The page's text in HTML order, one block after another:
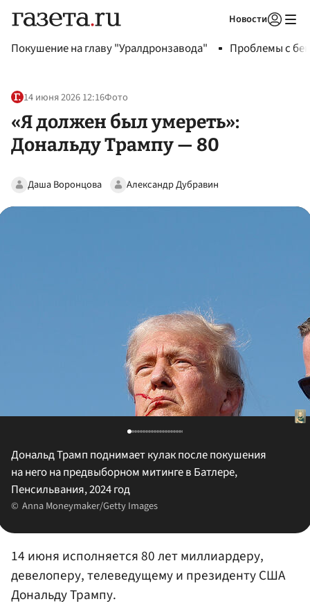
Новости
Покушение на главу "Уралдронзавода" Проблемы с
14 июня 2026 12:16Фото
«Я должен был умереть»:
Дональду Трампу — 80
Даша Воронцова Александр Дубравин
Дональд Трамп поднимает кулак после покушения
на него на предвыборном митинге в Батлере,
Пенсильвания, 2024 год
Anna Moneymaker/Getty Images
14 июня исполняется 80 лет миллиардеру,
девелоперу, телеведущему и президенту США
Дональду Трампу.